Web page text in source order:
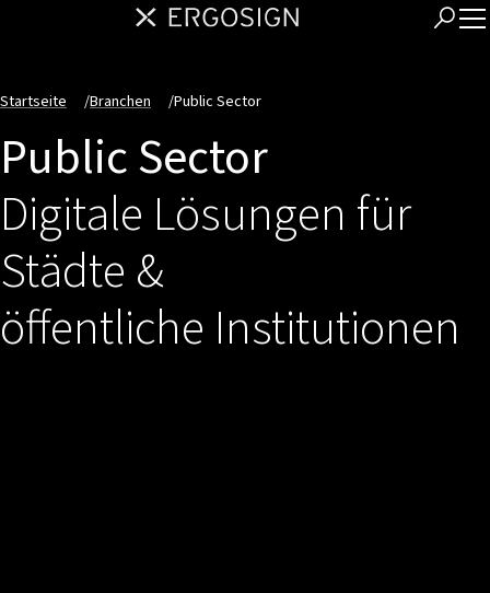
Startseite /Branchen /Public Sector
Public Sector
Digitale Lösungen für
Städte &
öffentliche Institutionen